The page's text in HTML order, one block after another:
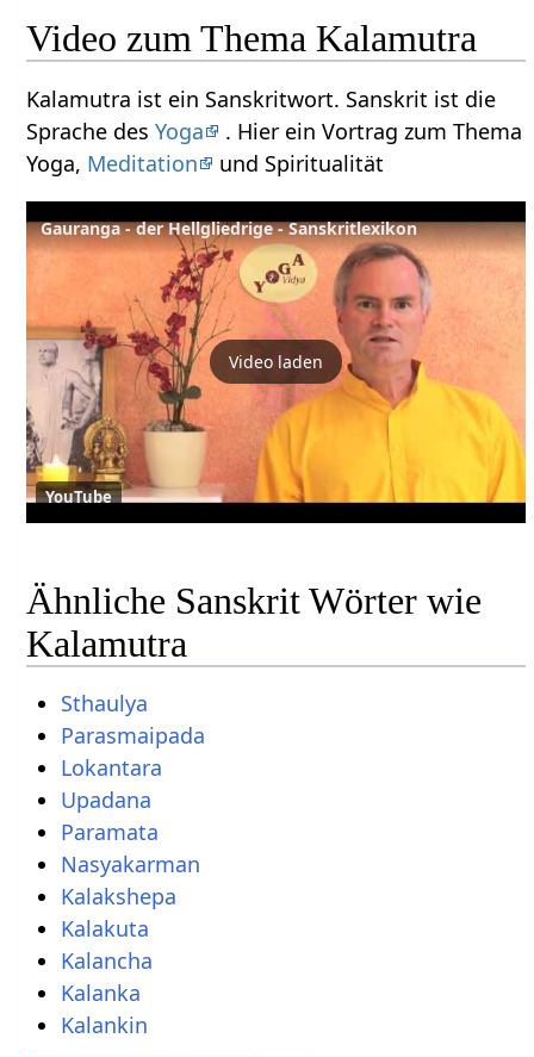
Video zum Thema Kalamutra
Kalamutra ist ein Sanskritwort. Sanskrit ist die
Sprache desYoga
. Hier ein Vortrag zum Thema
Yoga, Meditation und Spiritualität
Gauranga - der Hellgliedrige - Sanskritlexikon
Video laden
YouTube
Ähnliche Sanskrit Wörter wie
Kalamutra
Sthaulya
Parasmaipada
Lokantara
Upadana
Paramata
Nasyakarman
Kalakshepa
Kalakuta
Kalancha
Kalanka
Kalankin